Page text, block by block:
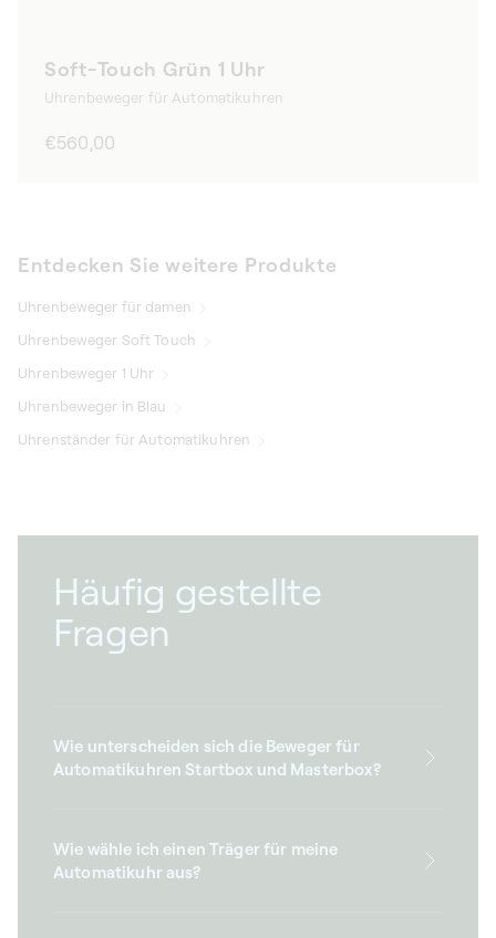
Soft-Touch Grün 1 Uhr
Uhrenbeweger für Automatikuhren
Normaler
€560,00
Entdecken Sie weitere Produkte
Uhrenbeweger für damen
Uhrenbeweger Soft Touch
Uhrenbeweger 1 Uhr
Uhrenbeweger in Blau
Uhrenständer für Automatikuhren
Häufig gestellte
Fragen
Wie unterscheiden sich die Beweger für
Automatikuhren Startbox und Masterbox?
Wie wähle ich einen Träger für meine
Automatikuhr aus?